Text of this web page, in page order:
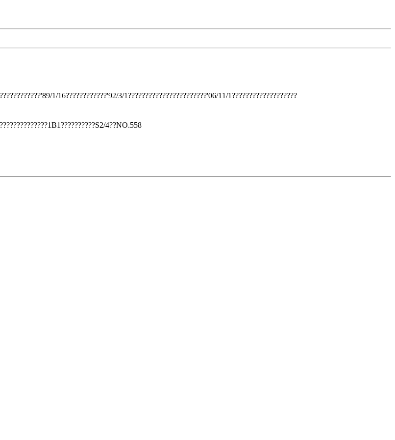
1/16????????????'92/3/1???????????????????????'06/11/1???????????????????
4??NO.558